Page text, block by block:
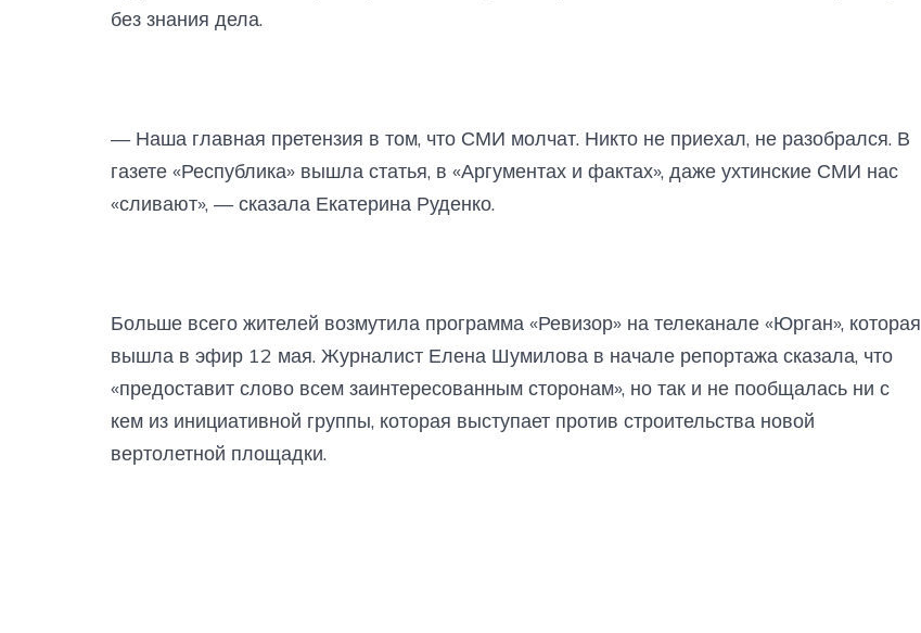
без знания дела.
— Наша главная претензия в том, что СМИ молчат. Никто не приехал, не разобрался. В
газете «Республика» вышла статья, в «Аргументах и фактах», даже ухтинские СМИ нас
«сливают», — сказала Екатерина Руденко.
Больше всего жителей возмутила программа «Ревизор» на телеканале «Юрган», которая
вышла в эфир 12 мая. Журналист Елена Шумилова в начале репортажа сказала, что
«предоставит слово всем заинтересованным сторонам», но так и не пообщалась ни с
кем из инициативной группы, которая выступает против строительства новой
вертолетной площадки.